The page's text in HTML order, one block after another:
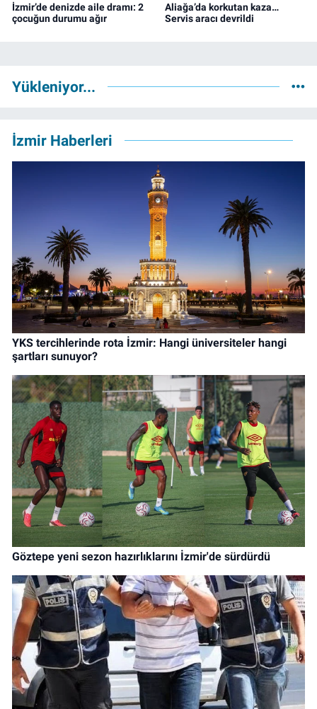
İzmir’de denizde aile dramı: 2
çocuğun durumu ağır
Aliağa’da korkutan kaza…
Servis aracı devrildi
Yükleniyor...
İzmir Haberleri
YKS tercihlerinde rota İzmir: Hangi üniversiteler hangi
şartları sunuyor?
Göztepe yeni sezon hazırlıklarını İzmir'de sürdürdü